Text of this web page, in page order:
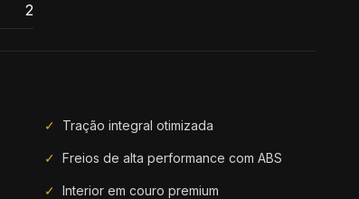
2
✓ Tração integral otimizada
✓ Freios de alta performance com ABS
✓ Interior em couro premium